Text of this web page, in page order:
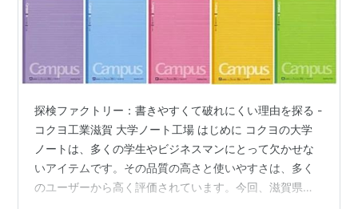
探検ファクトリー：書きやすくて破れにくい理由を探る -
コクヨ工業滋賀 大学ノート工場 はじめに コクヨの大学
ノートは、多くの学生やビジネスマンにとって欠かせな
いアイテムです。その品質の高さと使いやすさは、多く
のユーザーから高く評価されています。今回、滋賀県愛